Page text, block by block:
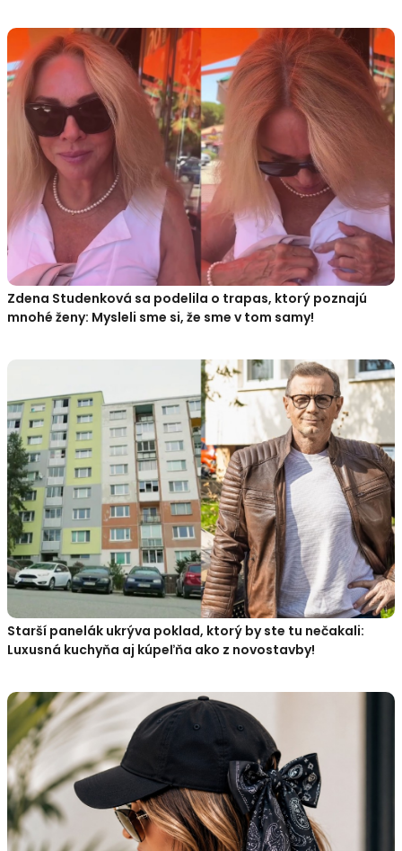
Zdena Studenková sa podelila o trapas, ktorý poznajú
mnohé ženy: Mysleli sme si, že sme v tom samy!
Starší panelák ukrýva poklad, ktorý by ste tu nečakali:
Luxusná kuchyňa aj kúpeľňa ako z novostavby!